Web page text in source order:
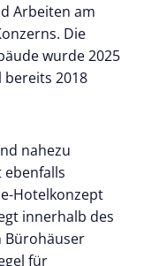
Arbeiten am
Die
wurde 2025
bereits 2018
nahezu
Hotelkonzept
innerhalb des
Bürohäuser
für